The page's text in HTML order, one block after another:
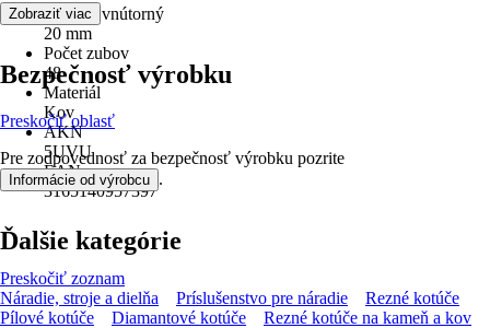
Priemer vnútorný
20 mm
Počet zubov
48
Materiál
Kov
AKN
5UVU
EAN
3165140957397
Zobraziť viac
Bezpečnosť výrobku
Preskočiť oblasť
Pre zodpovednosť za bezpečnosť výrobku pozrite
Informácie od výrobcu .
Ďalšie kategórie
Preskočiť zoznam
Náradie, stroje a dielňa
Príslušenstvo pre náradie
Rezné kotúče
Pílové kotúče
Diamantové kotúče Rezné kotúče na kameň a kov